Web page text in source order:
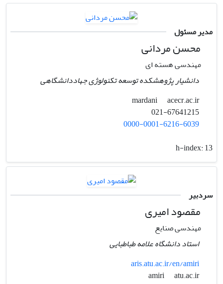
مدیر مسئول
محسن مردانی
مهندسی هسته ای
دانشیار پژوهشکده توسعه تکنولوژی جهاددانشگاهی
mardani
acecr.ac.ir
0000-0001-6216-6039
h-index:13
سردبیر
مقصود امیری
مهندسی صنایع
استاد دانشگاه علامه طباطبایی
aris.atu.ac.ir/en/amiri
amiri
atu.ac.ir